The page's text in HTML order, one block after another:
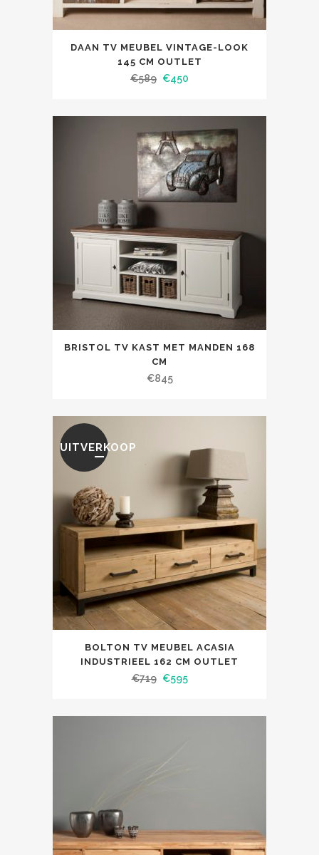
DAAN TV MEUBEL VINTAGE-LOOK
145 CM OUTLET
€589 €450
BRISTOL TV KAST MET MANDEN 168
CM
€845
UITVERKOOP
BOLTON TV MEUBEL ACASIA
INDUSTRIEEL 162 CM OUTLET
€719 €595